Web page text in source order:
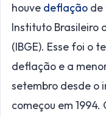
houve deflação de
Instituto Brasileiro
(IBGE). Esse foi o
deflação e a
setembro desde o
começou em 1994.